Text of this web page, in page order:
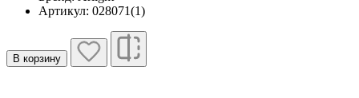
Артикул: 028071(1)
В корзину